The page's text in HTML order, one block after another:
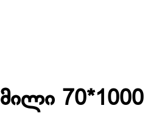
მილი 70*1000